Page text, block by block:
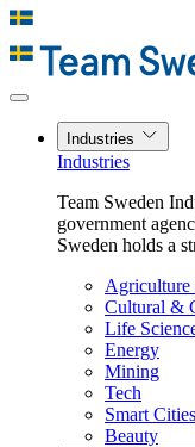
Industries
Industries
Team Sweden
government
Sweden holds a
Agriculture
Cultural &
Life
Energy
Mining
Tech
Smart Cities
Beauty